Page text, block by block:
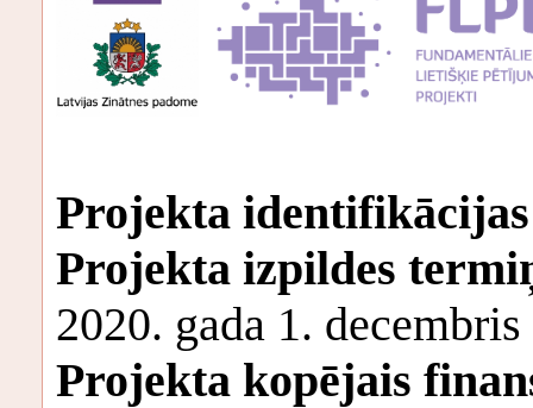
Projekta
Projekta izpildes
2020. gada 1. decembris
Projekta kopējais